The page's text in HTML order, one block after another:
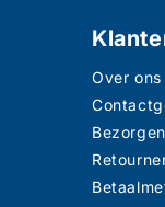
Over ons
Bezorgen